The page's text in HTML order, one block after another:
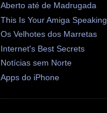
Aberto até de Madrugada
This Is Your Amiga Speaking
Os Velhotes dos Marretas
Internet's Best Secrets
Notícias sem Norte
Apps do iPhone